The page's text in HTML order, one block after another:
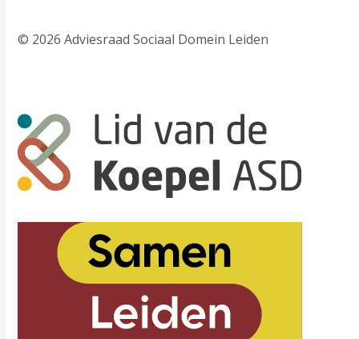
© 2026 Adviesraad Sociaal Domein Leiden